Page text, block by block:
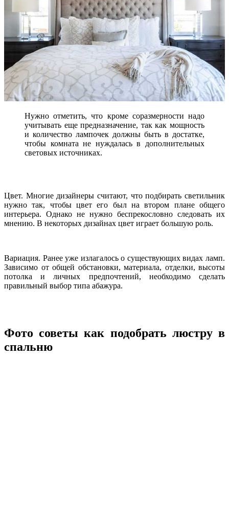
Нужно отметить, что кроме соразмерности надо
учитывать еще предназначение, так как мощность
и количество лампочек должны быть в достатке,
чтобы комната не нуждалась в дополнительных
световых источниках.
Цвет. Многие дизайнеры считают, что подбирать светильник
нужно так, чтобы цвет его был на втором плане общего
интерьера. Однако не нужно беспрекословно следовать их
мнению. В некоторых дизайнах цвет играет большую роль.
Вариация. Ранее уже излагалось о существующих видах ламп.
Зависимо от общей обстановки, материала, отделки, высоты
потолка и личных предпочтений, необходимо сделать
правильный выбор типа абажура.
Фото советы как подобрать люстру в
спальню